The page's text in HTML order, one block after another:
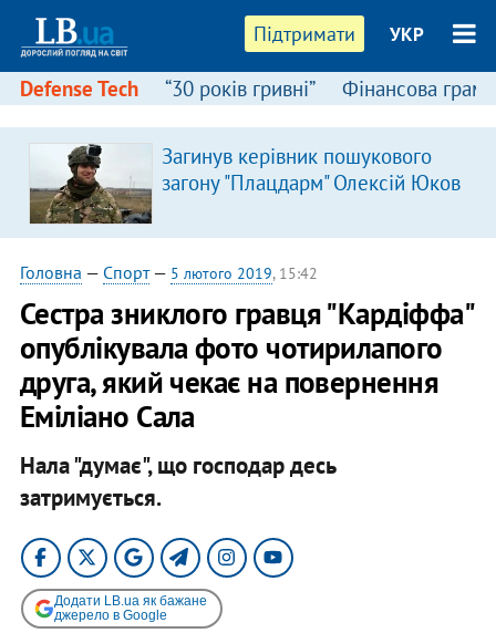
Підтримати УКР
Defense Tech “30 років гривні” Фінансова
Загинув керівник пошукового
загону "Плацдарм" Олексій Юков
Головна — Спорт— 5 лютого 2019, 15:42
Сестра зниклого гравця "Кардіффа"
опублікувала фото чотирилапого
друга, який чекає на повернення
Еміліано Сала
Нала "думає", що господар десь
затримується.
Додати LB.ua як бажане
джерело в Google